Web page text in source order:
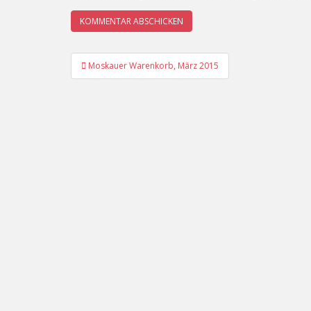
Beitrags-
Navigation
Moskauer Warenkorb, März 2015